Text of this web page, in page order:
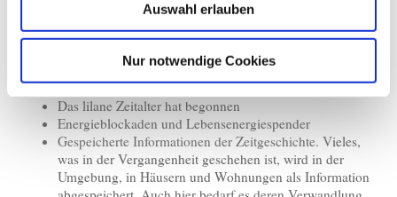
Auswahl erlauben
Nur notwendige Cookies
schwarze Magie;
Opferplätze, Kriegsschauplätze und Ritualplätze;
Kosmos, Planetenenergien, Elemente, Elementare und
Naturwesen;
Mutter Erde
Das lilane Zeitalter hat begonnen
Energieblockaden und Lebensenergiespender
Gespeicherte Informationen der Zeitgeschichte. Vieles,
was in der Vergangenheit geschehen ist, wird in der
Umgebung, in Häusern und Wohnungen als Information